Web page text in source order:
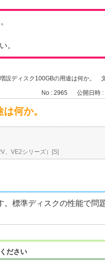
。
増設ディスク100GBの用途は何か。
No : 2965 公開日時
何か。
、VE2シリーズ）[S]
。標準ディスクの性能で問
ださい